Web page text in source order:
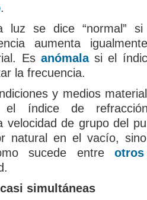
.
luz se dice “normal”
aumenta
Es anómalasi el
la frecuencia.
y medios
índice de
velocidad de grupo del
natural en el vacío,
sucede entre
simultáneas